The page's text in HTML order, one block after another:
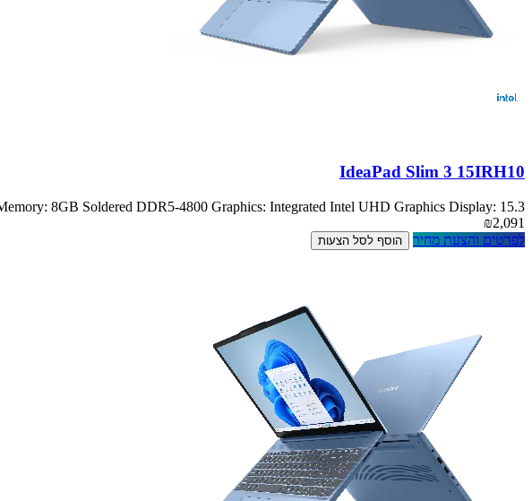
IdeaPad Slim 3 15IRH10
8GB Soldered DDR5-4800 Graphics: Integrated Intel UHD Graphics Display: 15.3
₪2,091
לפרטים והצעת מחיר
הוסף לסל הצעות